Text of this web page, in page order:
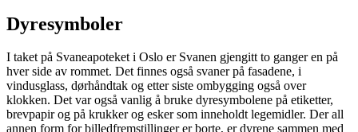
Dyresymboler
I taket på Svaneapoteket i Oslo er Svanen gjengitt to ganger en på
hver side av rommet. Det finnes også svaner på fasadene, i
vindusglass, dørhåndtak og etter siste ombygging også over
klokken. Det var også vanlig å bruke dyresymbolene på etiketter,
brevpapir og på krukker og esker som inneholdt legemidler. Der all
annen form for billedfremstillinger er borte, er dyrene sammen med